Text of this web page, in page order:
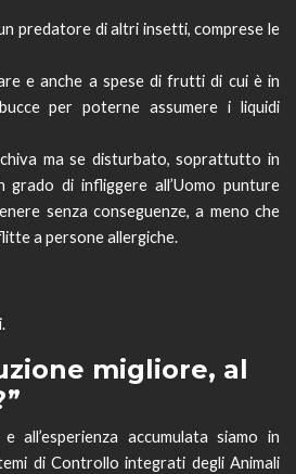
predatore di altri insetti, comprese le
e anche a spese di frutti di cui è in
per poterne assumere i liquidi
ma se disturbato, soprattutto in
grado di infliggere all’Uomo punture
senza conseguenze, a meno che
a persone allergiche.
migliore, al
all’esperienza accumulata siamo in
di Controllo integrati degli Animali